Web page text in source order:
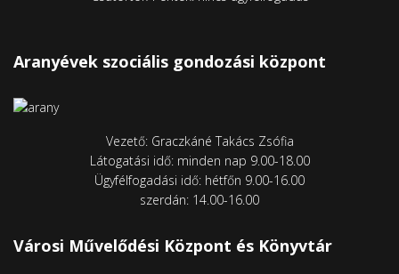
Ügyfélfogadási idő: hétfőn 9.00-16.00
szerdán: 14.00-16.00
Városi Művelődési Központ és Könyvtár